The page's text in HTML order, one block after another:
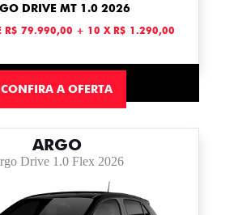
DRIVE MT 1.0 2026
R$ 79.990,00 + 10 X R$ 1.290,00
CONFIRA A OFERTA
ARGO
Drive 1.0 Flex 2026